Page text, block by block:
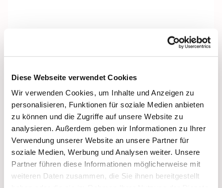
Diese Webseite verwendet Cookies
Wir verwenden Cookies, um Inhalte und Anzeigen zu
personalisieren, Funktionen für soziale Medien anbieten
zu können und die Zugriffe auf unsere Website zu
analysieren. Außerdem geben wir Informationen zu Ihrer
Verwendung unserer Website an unsere Partner für
soziale Medien, Werbung und Analysen weiter. Unsere
Partner führen diese Informationen möglicherweise mit
weiteren Daten zusammen, die Sie ihnen bereitgestellt
Dies könnte Sie auch
interessieren